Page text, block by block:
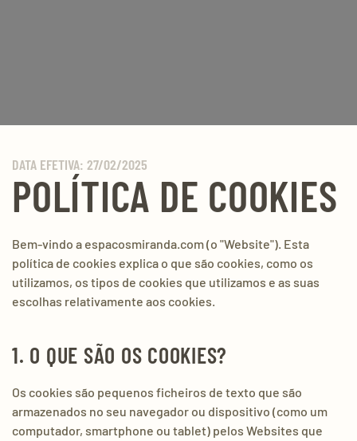
DATA EFETIVA: 27/02/2025
POLÍTICA DE COOKIES
Bem-vindo a espacosmiranda.com (o "Website"). Esta
política de cookies explica o que são cookies, como os
utilizamos, os tipos de cookies que utilizamos e as suas
escolhas relativamente aos cookies.
1. O QUE SÃO OS COOKIES?
Os cookies são pequenos ficheiros de texto que são
armazenados no seu navegador ou dispositivo (como um
computador, smartphone ou tablet) pelos Websites que